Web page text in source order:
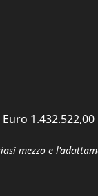
1.432.522,00
mezzo e